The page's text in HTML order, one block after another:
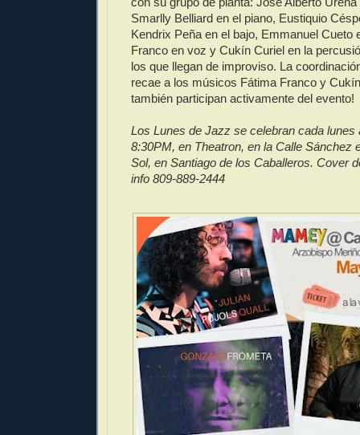
Smarlly Belliard en el piano, Eustiquio
Kendrix Peña en el bajo, Emmanuel Cueto
Franco en voz y Cukín Curiel en la
los que llegan de improviso. La
recae a los músicos Fátima Franco y
también participan activamente del evento!
Los Lunes de Jazz se celebran cada lunes
8:30PM, en Theatron, en la Calle Sánchez
Sol, en Santiago de los Caballeros. Cover
info 809-889-2444